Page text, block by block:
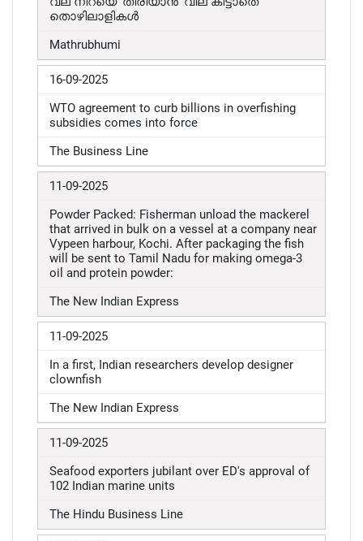
തൊഴിലാളികൾ
Mathrubhumi
16-09-2025
WTO agreement to curb billions in overfishing
subsidies comes into force
The Business Line
11-09-2025
Powder Packed: Fisherman unload the mackerel
that arrived in bulk on a vessel at a company near
Vypeen harbour, Kochi. After packaging the fish
will be sent to Tamil Nadu for making omega-3
oil and protein powder:
The New Indian Express
11-09-2025
In a first, Indian researchers develop designer
clownfish
The New Indian Express
11-09-2025
Seafood exporters jubilant over ED's approval of
102 Indian marine units
The Hindu Business Line